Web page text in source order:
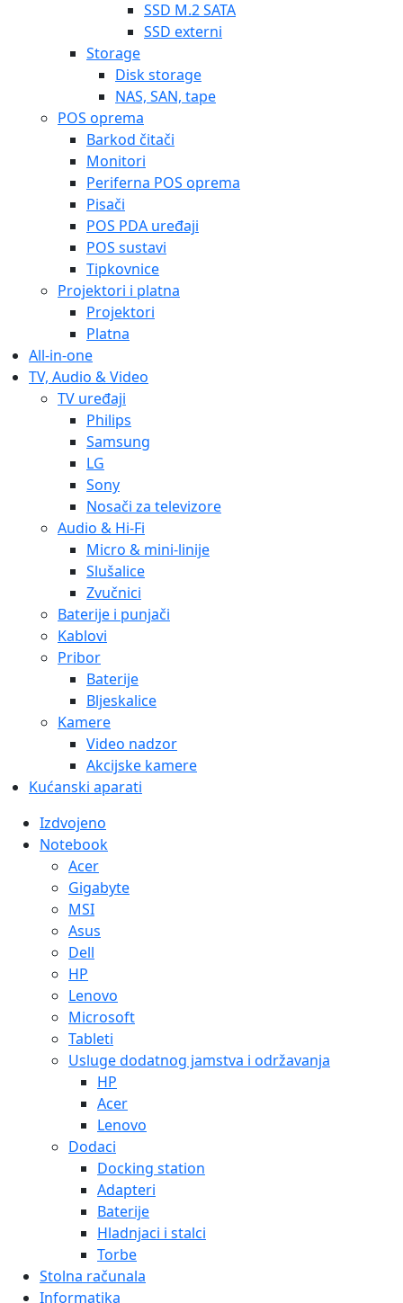
TV, Audio & Video
TV uređaji
Philips
Samsung
LG
Sony
Nosači za televizore
Audio & Hi-Fi
Micro & mini-linije
Slušalice
Zvučnici
Baterije i punjači
Kablovi
Pribor
Baterije
Bljeskalice
Kamere
Video nadzor
Akcijske kamere
Kućanski aparati
Izdvojeno
Notebook
Acer
Gigabyte
MSI
Asus
Dell
HP
Lenovo
Microsoft
Tableti
Usluge dodatnog jamstva i održavanja
HP
Acer
Lenovo
Dodaci
Docking station
Adapteri
Baterije
Hladnjaci i stalci
Stolna računala
Informatika
PC komponente
Audio/tv kartice
TV kartice
Grafičke kartice
Hladnjaci
Napajanja
Kontroleri
Matične ploče
Intel
Procesori
AMD
Intel
Memorije
Čitači kartica